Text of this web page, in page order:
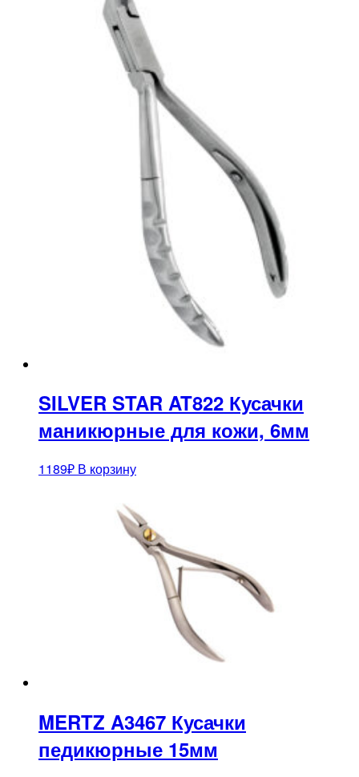
SILVER STAR AT822 Кусачки
маникюрные для кожи, 6мм
1189₽ В корзину
MERTZ A3467 Кусачки
педикюрные 15мм